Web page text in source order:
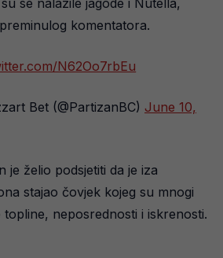
se nalazile jagode i Nutella,
komentatora.
N62Oo7rbEu
Bet (@PartizanBC) June 10,
je želio podsjetiti da je iza
stajao čovjek kojeg su mnogi
neposrednosti i iskrenosti.